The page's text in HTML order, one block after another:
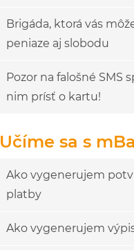
Brigáda, ktorá vás
peniaze aj slobodu
Pozor na falošné SMS
nim prísť o kartu!
Učíme sa s
Ako vygenerujem
platby
Ako vygenerujem